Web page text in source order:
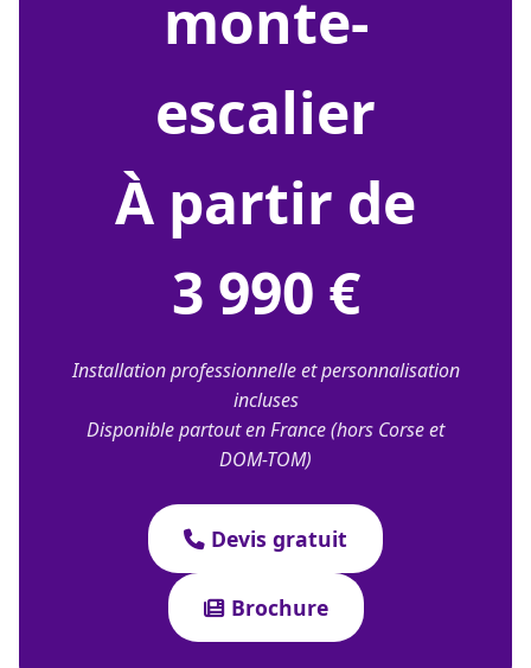
monte-
escalier
À partir de
3 990 €
Installation professionnelle et personnalisation
incluses
Disponible partout en France (hors Corse et
DOM-TOM)
Devis gratuit
Brochure